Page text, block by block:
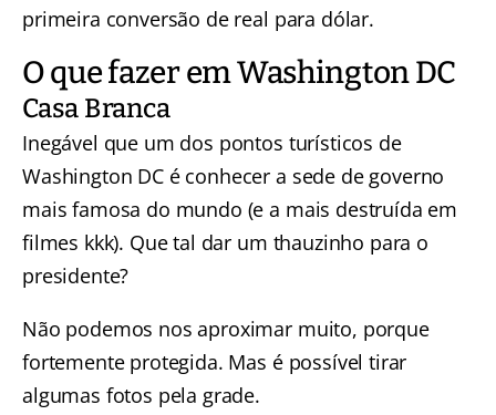
primeira conversão de real para dólar.
O que fazer em Washington DC
Casa Branca
Inegável que um dos pontos turísticos de
Washington DC é conhecer a sede de governo
mais famosa do mundo (e a mais destruída em
filmes kkk). Que tal dar um thauzinho para o
presidente?
Não podemos nos aproximar muito, porque
fortemente protegida. Mas é possível tirar
algumas fotos pela grade.